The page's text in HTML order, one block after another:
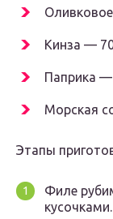
Кинза —
Паприка
Морская
Этапы
Филе